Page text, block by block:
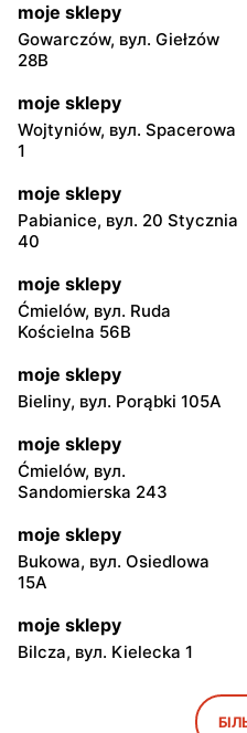
moje sklepy
Gowarczów, вул. Giełzów
28B
moje sklepy
Wojtyniów, вул. Spacerowa
1
moje sklepy
Pabianice, вул. 20 Stycznia
40
moje sklepy
Ćmielów, вул. Ruda
Kościelna 56B
moje sklepy
Bieliny, вул. Porąbki 105A
moje sklepy
Ćmielów, вул.
Sandomierska 243
moje sklepy
Bukowa, вул. Osiedlowa
15A
moje sklepy
Bilcza, вул. Kielecka 1
Iwaniska, вул. Ujazdowska